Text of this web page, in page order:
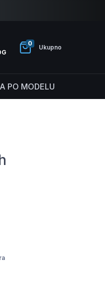
0
Ukupno
PO MODELU